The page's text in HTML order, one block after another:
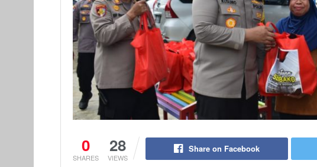
0
SHARES
28
VIEWS
Share on Facebook